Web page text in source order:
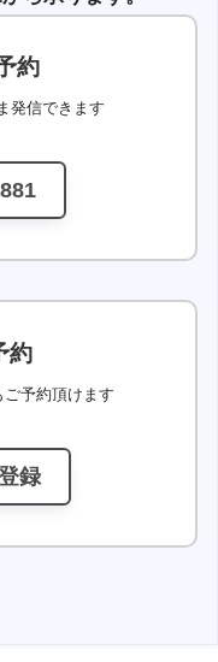
約
発信できます
約
予約頂けます
録